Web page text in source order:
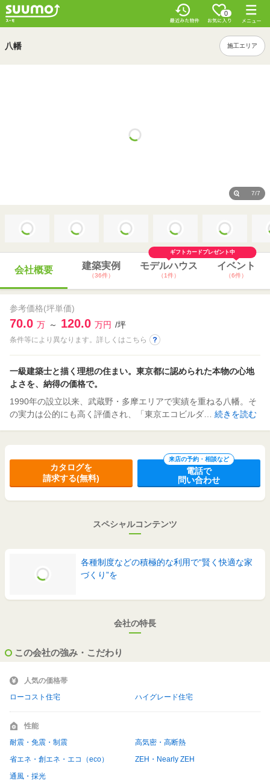
0
八幡 施工エリア
7/7
会社概要 建築実例
（36件）
ギフトカードプレゼント中
モデルハウス
（1件）
イベント
（6件）
参考価格(坪単価)
70.0 万 ～ 120.0 万円 /坪
条件等により異なります。詳しくはこちら
一級建築士と描く理想の住まい。東京都に認められた本物の心地
よさを、納得の価格で。
1990年の設立以来、武蔵野・多摩エリアで実績を重ねる八幡。そ
の実力は公的にも高く評価され、「東京エコビルダ… 続きを読む
カタログを
請求する(無料)
来店の予約・相談など
電話で
問い合わせ
スペシャルコンテンツ
各種制度などの積極的な利用で“賢く快適な家
づくり”を
会社の特長
この会社の強み・こだわり
人気の価格帯
ローコスト住宅
ハイグレード住宅
性能
耐震・免震・制震
高気密・高断熱
省エネ・創エネ・エコ（eco）
ZEH・Nearly ZEH
通風・採光